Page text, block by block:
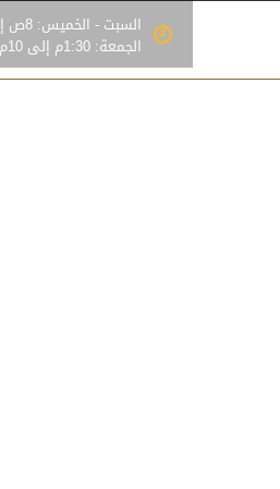
السبت - الخميس: 8ص إلى 10م
الجمعة: 1:30م إلى 10م